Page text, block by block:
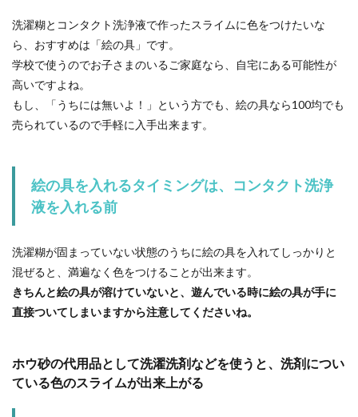
洗濯糊とコンタクト洗浄液で作ったスライムに色をつけたいな
ら、おすすめは「絵の具」です。
学校で使うのでお子さまのいるご家庭なら、自宅にある可能性が
高いですよね。
もし、「うちには無いよ！」という方でも、絵の具なら100均でも
売られているので手軽に入手出来ます。
絵の具を入れるタイミングは、コンタクト洗浄
液を入れる前
洗濯糊が固まっていない状態のうちに絵の具を入れてしっかりと
混ぜると、満遍なく色をつけることが出来ます。
きちんと絵の具が溶けていないと、遊んでいる時に絵の具が手に
直接ついてしまいますから注意してくださいね。
ホウ砂の代用品として洗濯洗剤などを使うと、洗剤につい
ている色のスライムが出来上がる